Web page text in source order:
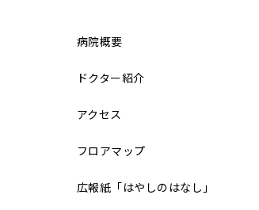
病院概要
ドクター紹介
アクセス
フロアマップ
広報紙「はやしのはなし」